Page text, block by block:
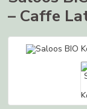
– Caffe